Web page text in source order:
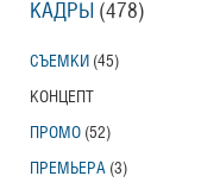
КАДРЫ (478)
СЪЕМКИ (45)
КОНЦЕПТ
ПРОМО (52)
ПРЕМЬЕРА (3)